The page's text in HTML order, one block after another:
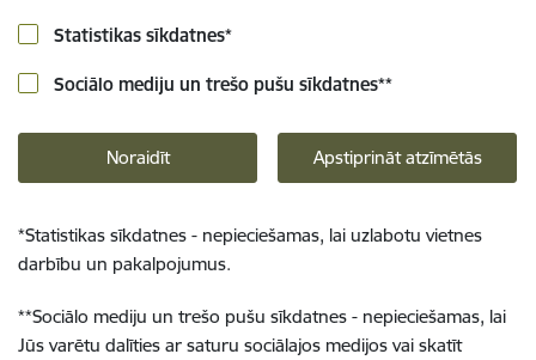
Statistikas sīkdatnes*
Sociālo mediju un trešo pušu sīkdatnes**
Noraidīt Apstiprināt atzīmētās
*Statistikas sīkdatnes - nepieciešamas, lai uzlabotu vietnes
darbību un pakalpojumus.
**Sociālo mediju un trešo pušu sīkdatnes - nepieciešamas, lai
Jūs varētu dalīties ar saturu sociālajos medijos vai skatīt